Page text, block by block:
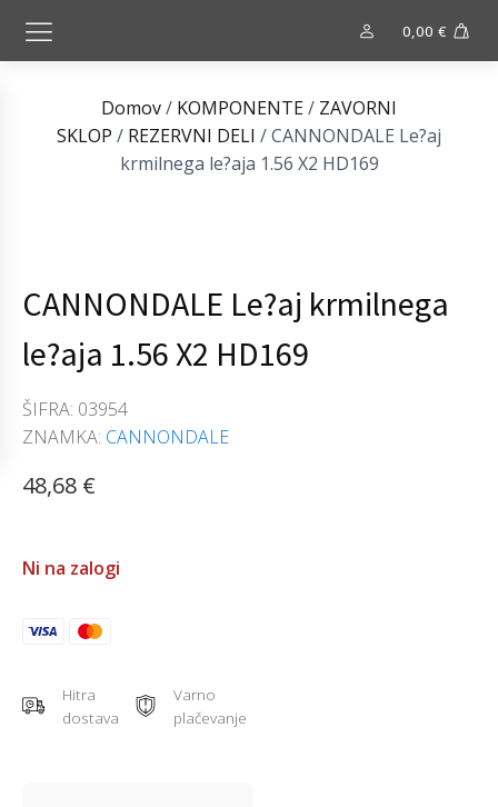
0,00 €
Domov/ KOMPONENTE/ ZAVORNI
SKLOP / REZERVNI DELI / CANNONDALE Le?aj
krmilnega le?aja 1.56 X2 HD169
CANNONDALE Le?aj krmilnega
le?aja 1.56 X2 HD169
ŠIFRA: 03954
ZNAMKA: CANNONDALE
48,68 €
Ni na zalogi
Hitra
dostava
Varno
plačevanje